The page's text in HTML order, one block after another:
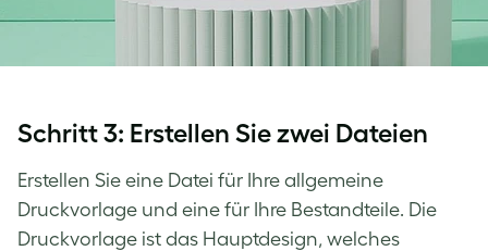
Schritt 3: Erstellen Sie zwei Dateien
Erstellen Sie eine Datei für Ihre allgemeine
Druckvorlage und eine für Ihre Bestandteile. Die
Druckvorlage ist das Hauptdesign, welches